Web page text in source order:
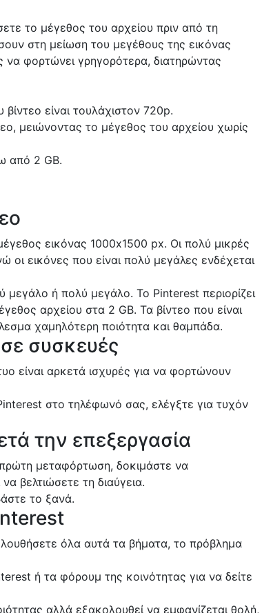
το μέγεθος του αρχείου πριν από τη
στη μείωση του μεγέθους της εικόνας
να φορτώνει γρηγορότερα, διατηρώντας
είναι τουλάχιστον 720p.
μειώνοντας το μέγεθος του αρχείου χωρίς
από 2 GB.
εικόνας 1000x1500 px. Οι πολύ μικρές
εικόνες που είναι πολύ μεγάλες ενδέχεται
μεγάλο ή πολύ μεγάλο. Το Pinterest περιορίζει
αρχείου στα 2 GB. Τα βίντεο που είναι
χαμηλότερη ποιότητα και θαμπάδα.
συσκευές
είναι αρκετά ισχυρές για να φορτώνουν
στο τηλέφωνό σας, ελέγξτε για τυχόν
την επεξεργασία
πρώτη μεταφόρτωση, δοκιμάστε να
βελτιώσετε τη διαύγεια.
το ξανά.
όλα αυτά τα βήματα, το πρόβλημα
ή τα φόρουμ της κοινότητας για να δείτε
αλλά εξακολουθεί να εμφανίζεται θολή,